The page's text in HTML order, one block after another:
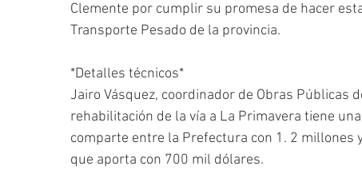
Clemente por cumplir su promesa de hacer
Transporte Pesado de la provincia.
*Detalles técnicos*
Jairo Vásquez, coordinador de Obras Públicas
rehabilitación de la vía a La Primavera tiene
comparte entre la Prefectura con 1. 2 millones
que aporta con 700 mil dólares.